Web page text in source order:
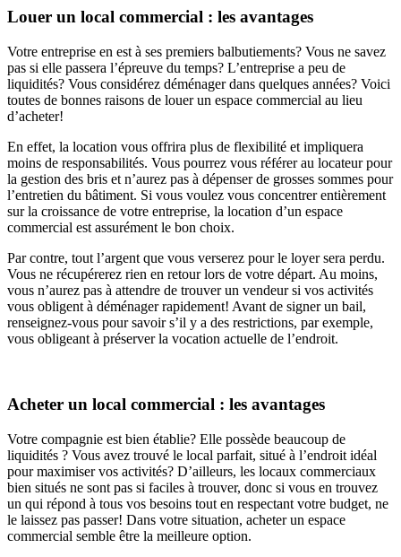
Louer un local commercial : les avantages
Votre entreprise en est à ses premiers balbutiements? Vous ne savez
pas si elle passera l’épreuve du temps? L’entreprise a peu de
liquidités? Vous considérez déménager dans quelques années? Voici
toutes de bonnes raisons de louer un espace commercial au lieu
d’acheter!
En effet, la location vous offrira plus de flexibilité et impliquera
moins de responsabilités. Vous pourrez vous référer au locateur pour
la gestion des bris et n’aurez pas à dépenser de grosses sommes pour
l’entretien du bâtiment. Si vous voulez vous concentrer entièrement
sur la croissance de votre entreprise, la location d’un espace
commercial est assurément le bon choix.
Par contre, tout l’argent que vous verserez pour le loyer sera perdu.
Vous ne récupérerez rien en retour lors de votre départ. Au moins,
vous n’aurez pas à attendre de trouver un vendeur si vos activités
vous obligent à déménager rapidement! Avant de signer un bail,
renseignez-vous pour savoir s’il y a des restrictions, par exemple,
vous obligeant à préserver la vocation actuelle de l’endroit.
Acheter un local commercial : les avantages
Votre compagnie est bien établie? Elle possède beaucoup de
liquidités ? Vous avez trouvé le local parfait, situé à l’endroit idéal
pour maximiser vos activités? D’ailleurs, les locaux commerciaux
bien situés ne sont pas si faciles à trouver, donc si vous en trouvez
un qui répond à tous vos besoins tout en respectant votre budget, ne
le laissez pas passer! Dans votre situation, acheter un espace
commercial semble être la meilleure option.